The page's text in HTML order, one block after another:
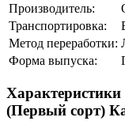
Производитель:
Транспортировка:
Метод переработки:
Форма выпуска:
(Первый сорт)